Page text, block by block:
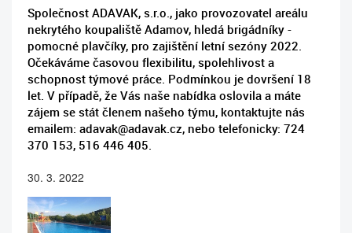
Společnost ADAVAK, s.r.o., jako provozovatel areálu
nekrytého koupaliště Adamov, hledá brigádníky -
pomocné plavčíky, pro zajištění letní sezóny 2022.
Očekáváme časovou flexibilitu, spolehlivost a
schopnost týmové práce. Podmínkou je dovršení 18
let. V případě, že Vás naše nabídka oslovila a máte
zájem se stát členem našeho týmu, kontaktujte nás
emailem: adavak@adavak.cz, nebo telefonicky: 724
370 153, 516 446 405.
30. 3. 2022